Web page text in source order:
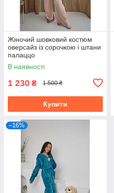
Жіночий шовковий костюм
оверсайз із сорочкою і штани
палаццо
В наявності
1 230 ₴ 1 500 ₴
Купити
–16%